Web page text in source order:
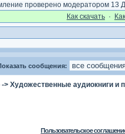
проверено модератором 13
Как cкачать ·
сообщения:
-> Художественные аудиокниги и
Пользовательское